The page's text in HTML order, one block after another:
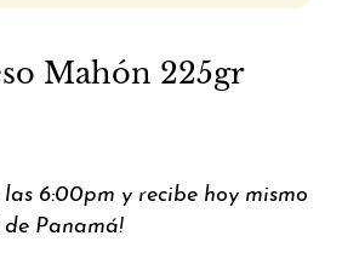
Mahón 225gr
las 6:00pm y recibe hoy mismo
Panamá!